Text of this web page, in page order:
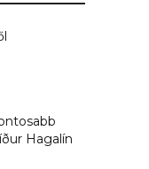
Hagalín